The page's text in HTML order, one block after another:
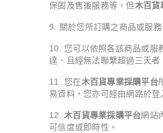
保固及售後服務等，但木百貨
關於您所訂購之商品或服
您可以依照各該商品或服
達、且經無法聯繫超過三天者
您在木百貨專業採購平台
易資料，您亦可經由網路於
木百貨專業採購平台網站
可信度或即時性。